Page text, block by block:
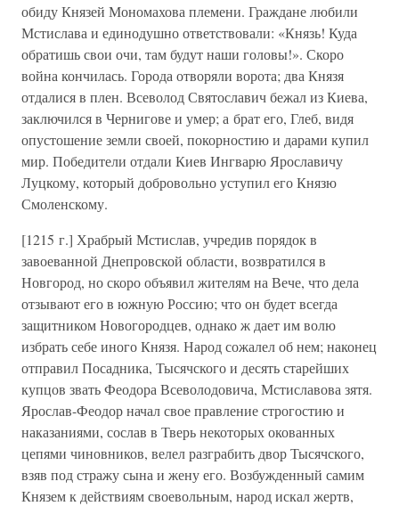
обиду Князей Мономахова племени. Граждане любили
Мстислава и единодушно ответствовали: «Князь! Куда
обратишь свои очи, там будут наши головы!». Скоро
война кончилась. Города отворяли ворота; два Князя
отдалися в плен. Всеволод Святославич бежал из Киева,
заключился в Чернигове и умер; а брат его, Глеб, видя
опустошение земли своей, покорностию и дарами купил
мир. Победители отдали Киев Ингварю Ярославичу
Луцкому, который добровольно уступил его Князю
Смоленскому.
[1215 г.] Храбрый Мстислав, учредив порядок в
завоеванной Днепровской области, возвратился в
Новгород, но скоро объявил жителям на Вече, что дела
отзывают его в южную Россию; что он будет всегда
защитником Новогородцев, однако ж дает им волю
избрать себе иного Князя. Народ сожалел об нем; наконец
отправил Посадника, Тысячского и десять старейших
купцов звать Феодора Всеволодовича, Мстиславова зятя.
Ярослав-Феодор начал свое правление строгостию и
наказаниями, сослав в Тверь некоторых окованных
цепями чиновников, велел разграбить двор Тысячского,
взяв под стражу сына и жену его. Возбужденный самим
Князем к действиям своевольным, народ искал жертв,